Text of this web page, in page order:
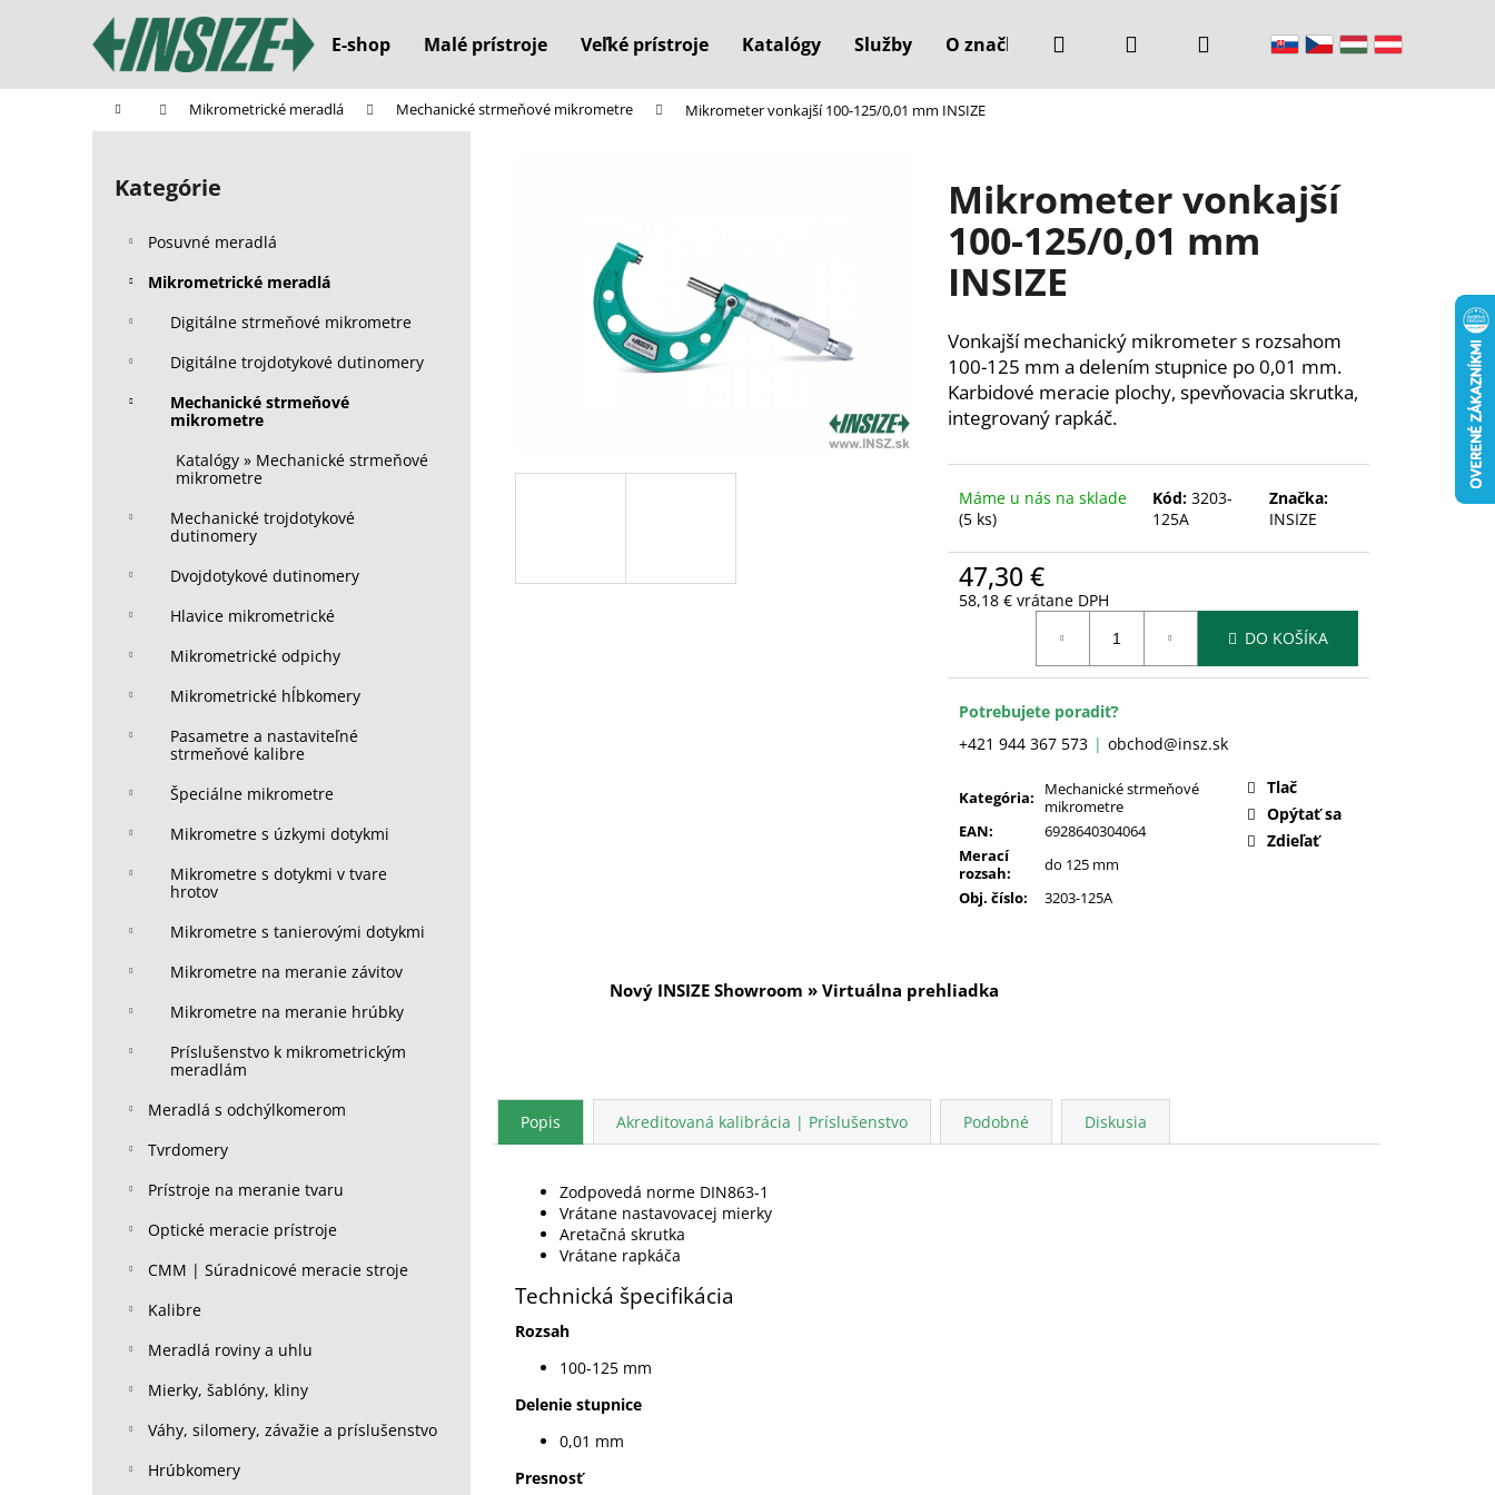
E-shop Malé prístroje Veľké prístroje Katalógy Služby O značke Kontakty
Hľadať PrihlásenieNákupný
Domov Mikrometrické meradlá Mechanické strmeňové mikrometre Mikrometer vonkajší 100-125/0,01 mm INSIZE
B
Preskočiť
kategórie
Kategórie
Posuvné meradlá
Mikrometrické meradlá
Digitálne strmeňové mikrometre
Digitálne trojdotykové dutinomery
Mechanické strmeňové
mikrometre
Katalógy » Mechanické strmeňové
mikrometre
Mechanické trojdotykové
dutinomery
Dvojdotykové dutinomery
Hlavice mikrometrické
Mikrometrické odpichy
Mikrometrické hĺbkomery
Pasametre a nastaviteľné
strmeňové kalibre
Špeciálne mikrometre
Mikrometre s úzkymi dotykmi
Mikrometre s dotykmi v tvare
hrotov
Mikrometre s tanierovými dotykmi
Mikrometre na meranie závitov
Mikrometre na meranie hrúbky
Príslušenstvo k mikrometrickým
meradlám
Meradlá s odchýlkomerom
Tvrdomery
Prístroje na meranie tvaru
Optické meracie prístroje
CMM | Súradnicové meracie stroje
Kalibre
Meradlá roviny a uhlu
Mierky, šablóny, kliny
Váhy, silomery, závažie a príslušenstvo
Hrúbkomery
Mikrometer vonkajší
100-125/0,01 mm
INSIZE
Vonkajší mechanický mikrometer s rozsahom
100-125 mm a delením stupnice po 0,01 mm.
Karbidové meracie plochy, spevňovacia skrutka,
integrovaný rapkáč.
Máme u nás na sklade
(5 ks)
Kód: 3203-
125A
Značka:
INSIZE
47,30 €
58,18 € vrátane DPH
DO KOŠÍKA
Potrebujete poradiť?
+421 944 367 573
obchod@insz.sk
Kategória:
Mechanické strmeňové
mikrometre
EAN:
6928640304064
Merací
rozsah:
do 125 mm
Obj. číslo: 3203-125A
Tlač
Opýtať sa
Zdieľať
Nový INSIZE Showroom » Virtuálna prehliadka
Popis Akreditovaná kalibrácia | Príslušenstvo Podobné Diskusia
Zodpovedá norme DIN863-1
Vrátane nastavovacej mierky
Aretačná skrutka
Vrátane rapkáča
Technická špecifikácia
Rozsah
100-125 mm
Delenie stupnice
0,01 mm
Presnosť
í
Späť
do
Späť
do
Čo potrebujete nájsť?
Odporúčame